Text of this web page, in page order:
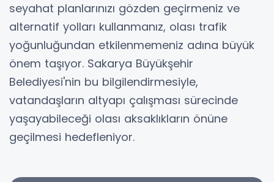
seyahat planlarınızı gözden geçirmeniz ve
alternatif yolları kullanmanız, olası trafik
yoğunluğundan etkilenmemeniz adına büyük
önem taşıyor. Sakarya Büyükşehir
Belediyesi'nin bu bilgilendirmesiyle,
vatandaşların altyapı çalışması sürecinde
yaşayabileceği olası aksaklıkların önüne
geçilmesi hedefleniyor.